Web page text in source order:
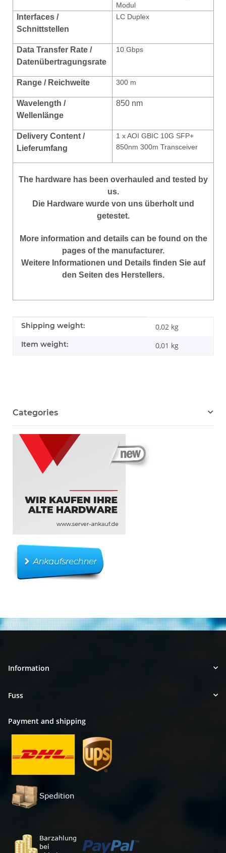
Modul
Interfaces /
Schnittstellen
LC Duplex
Data Transfer Rate /
Datenübertragungsrate
10 Gbps
Range / Reichweite 300 m
Wavelength /
Wellenlänge
850 nm
Delivery Content /
Lieferumfang
1 x AOI GBIC 10G SFP+
850nm 300m Transceiver
The hardware has been overhauled and tested by
us.
Die Hardware wurde von uns überholt und
getestet.
More information and details can be found on the
pages of the manufacturer.
Weitere Informationen und Details finden Sie auf
den Seiten des Herstellers.
Item information
Value
Shipping weight: 0,02 kg
Item weight: 0,01 kg
Categories
Information
Fuss
Payment and shipping